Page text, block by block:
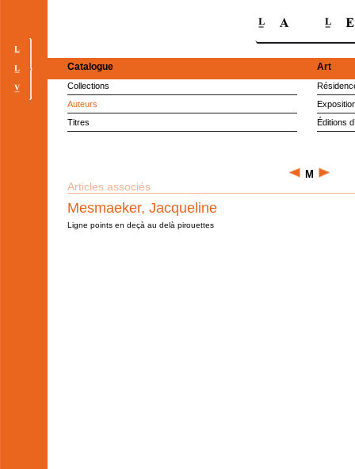
Catalogue
Collections
Auteurs
Titres
Art
Éditions
M
Articles associés
Mesmaeker, Jacqueline
Ligne points en deçà au delà pirouettes